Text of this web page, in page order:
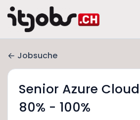
Jobsuche
Senior Azure
80% - 100%